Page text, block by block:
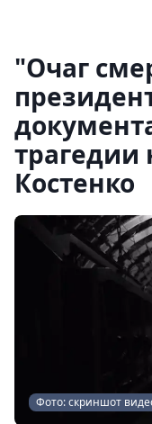
"Очаг
трагедии
Костенко
Фото: скриншот